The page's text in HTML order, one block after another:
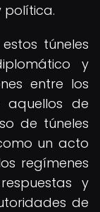
política.
túneles
y
entre los
de
de túneles
un acto
regímenes
y
de